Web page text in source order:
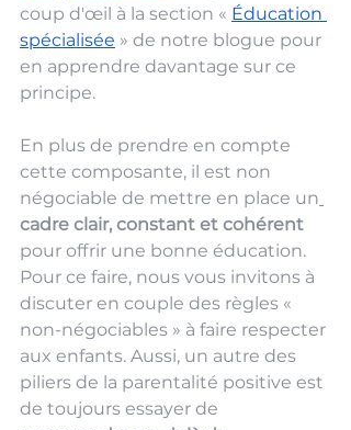
coup d'œil à la section « Éducation
spécialisée » de notre blogue pour
en apprendre davantage sur ce
principe.
En plus de prendre en compte
cette composante, il est non
négociable de mettre en place un
cadre clair, constant et cohérent
pour offrir une bonne éducation.
Pour ce faire, nous vous invitons à
discuter en couple des règles «
non-négociables » à faire respecter
aux enfants. Aussi, un autre des
piliers de la parentalité positive est
de toujours essayer de